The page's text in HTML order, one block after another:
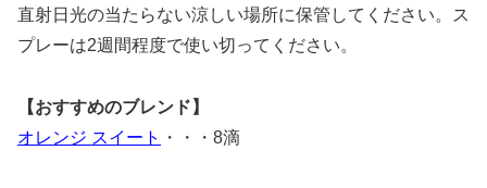
直射日光の当たらない涼しい場所に保管してください。ス
プレーは2週間程度で使い切ってください。
【おすすめのブレンド】
オレンジ スイート
・・・8滴